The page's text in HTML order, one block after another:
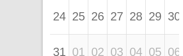
24 25 26 27 28 29 30
31 01 02 03 04 05 06